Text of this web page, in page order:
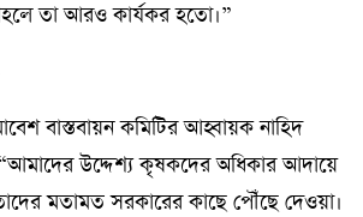
তা আরও কার্যকর হতো।”
বাস্তবায়ন কমিটির আহ্বায়ক নাহিদ
উদ্দেশ্য কৃষকদের অধিকার আদায়ে
মতামত সরকারের কাছে পৌঁছে দেওয়া।